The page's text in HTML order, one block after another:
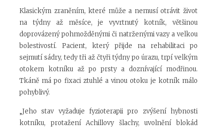
Klasickým zraněním, které může a nemusí otrávit život
na týdny až měsíce, je vyvrtnutý kotník, většinou
doprovázený pohmožděnými či natrženými vazy a velkou
bolestivostí. Pacient, který přijde na rehabilitaci po
sejmutí sádry, tedy tři až čtyři týdny po úrazu, trpí velkým
otokem kotníku až po prsty a doznívající modřinou.
Tkáně má po fixaci ztuhlé a vinou otoku je kotník málo
pohyblivý.
„Jeho stav vyžaduje fyzioterapii pro zvýšení hybnosti
kotníku, protažení Achillovy šlachy, uvolnění blokád